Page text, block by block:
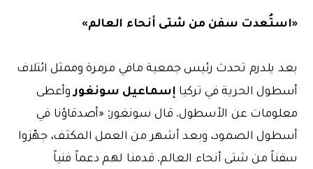
«استُعدت سفن من شتى أنحاء العالم»
بعد يلدرم تحدث رئيس جمعية مافي مرمرة وممثل ائتلاف
أسطول الحرية في تركيا إسماعيل سونغور وأعطى
معلومات عن الأسطول. قال سونغور: «أصدقاؤنا في
أسطول الصمود، وبعد أشهر من العمل المكثف، جهّزوا
سفناً من شتى أنحاء العالم. قدمنا لهم دعماً فنياً